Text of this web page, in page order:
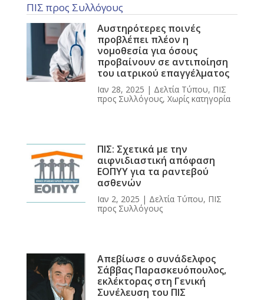
ΠΙΣ προς Συλλόγους
Αυστηρότερες ποινές
προβλέπει πλέον η
νομοθεσία για όσους
προβαίνουν σε αντιποίηση
του ιατρικού επαγγέλματος
Ιαν 28, 2025 | Δελτία Τύπου, ΠΙΣ
προς Συλλόγους, Χωρίς κατηγορία
ΠΙΣ: Σχετικά με την
αιφνιδιαστική απόφαση
ΕΟΠΥΥ για τα ραντεβού
ασθενών
Ιαν 2, 2025 | Δελτία Τύπου, ΠΙΣ
προς Συλλόγους
Απεβίωσε ο συνάδελφος
Σάββας Παρασκευόπουλος,
εκλέκτορας στη Γενική
Συνέλευση του ΠΙΣ